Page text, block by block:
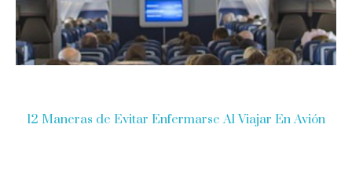
12 Maneras de Evitar Enfermarse Al Viajar En Avión